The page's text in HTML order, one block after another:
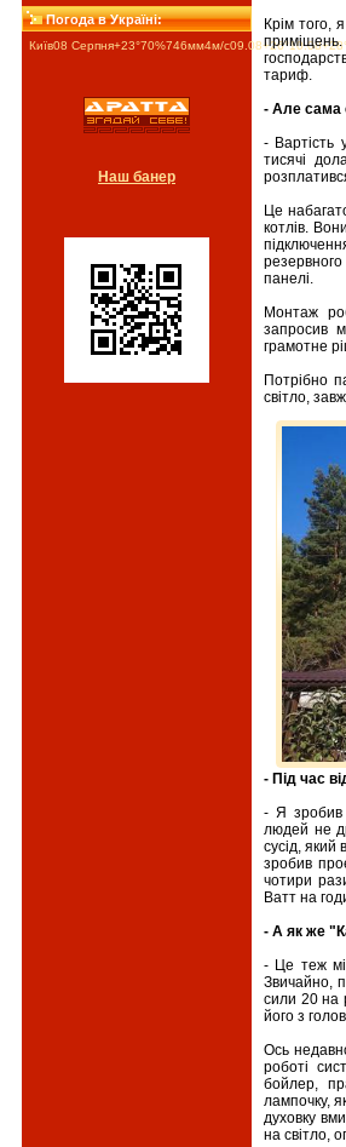
Погода в Україні:
Київ08 Серпня+23°70%746мм4м/c09.08+26°10.08
Наш банер
Крім того,
тариф.
- Але сама
- Вартість
тисячі
Це
котлів.
панелі.
Монтаж
запросив
грамотне
Потрібно
світло,
- Під час
- Я зробив
людей не
сусід, який
зробив
чотири
Ватт на
- А як же
- Це теж
Звичайно,
сили 20 на
його з
Ось
роботі
бойлер,
лампочку,
духовку
на світло,